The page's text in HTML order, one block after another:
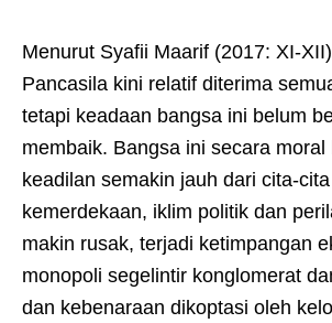
Menurut Syafii Maarif (2017: XI-
Pancasila kini relatif diterima
tetapi keadaan bangsa ini belum
membaik. Bangsa ini secara moral
keadilan semakin jauh dari cita-
kemerdekaan, iklim politik dan
makin rusak, terjadi ketimpangan
monopoli segelintir konglomerat
dan kebenaraan dikoptasi oleh